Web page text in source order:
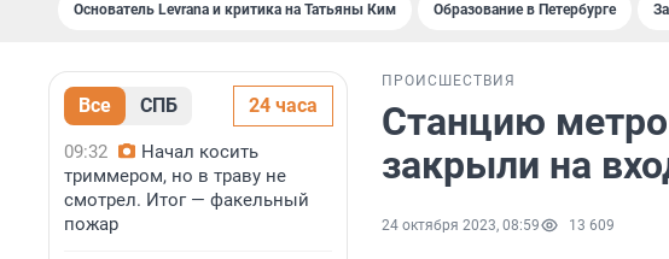
Основатель Levrana и критика на Татьяны Ким Образование в Петербурге
Все СПБ 24 часа
09:32
Начал косить
триммером, но в траву не
смотрел. Итог — факельный
пожар
ПРОИСШЕСТВИЯ
Станцию
закрыли на
24 октября 2023, 08:59 13 609